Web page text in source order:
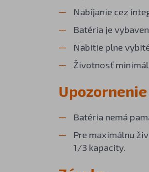
Nabíjanie cez
Batéria je
Nabitie plne
Životnosť
Upozornenie
Batéria nemá
Pre maximálnu
1/3 kapacity.